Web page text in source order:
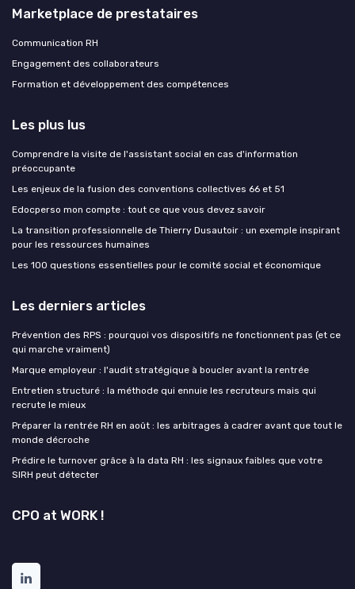
Marketplace de prestataires
Communication RH
Engagement des collaborateurs
Formation et développement des compétences
Les plus lus
Comprendre la visite de l'assistant social en cas d'information
préoccupante
Les enjeux de la fusion des conventions collectives 66 et 51
Edocperso mon compte : tout ce que vous devez savoir
La transition professionnelle de Thierry Dusautoir : un exemple inspirant
pour les ressources humaines
Les 100 questions essentielles pour le comité social et économique
Les derniers articles
Prévention des RPS : pourquoi vos dispositifs ne fonctionnent pas (et ce
qui marche vraiment)
Marque employeur : l'audit stratégique à boucler avant la rentrée
Entretien structuré : la méthode qui ennuie les recruteurs mais qui
recrute le mieux
Préparer la rentrée RH en août : les arbitrages à cadrer avant que tout le
monde décroche
Prédire le turnover grâce à la data RH : les signaux faibles que votre
SIRH peut détecter
CPO at WORK !